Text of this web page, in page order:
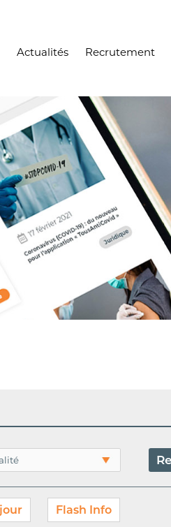
Actualités Recrutement
Flash Info